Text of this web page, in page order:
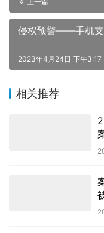
侵权预警——手机支
2023年4月24日 下午3:17
相关推荐